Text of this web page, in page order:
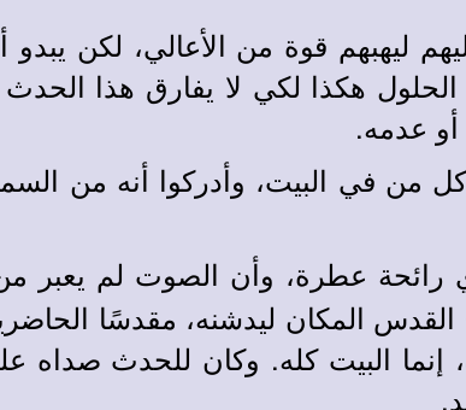
ليهبهم قوة من الأعالي، لكن يبدو
هكذا لكي لا يفارق هذا الحدث
أو عدمه.
من في البيت، وأدركوا أنه من
عطرة، وأن الصوت لم يعبر
المكان ليدشنه، مقدسًا
إنما البيت كله. وكان للحدث صداه